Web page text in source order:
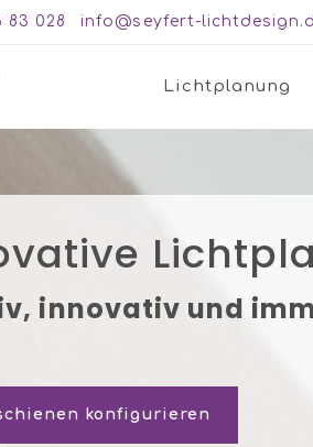
83 028 info@seyfert-
Lichtplanung
innovativ und
konfigurieren